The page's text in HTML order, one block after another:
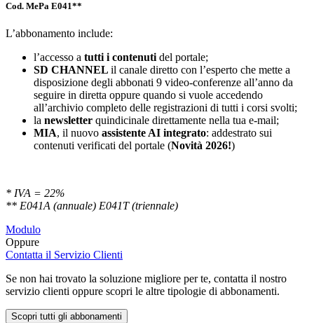
Cod. MePa E041**
L’abbonamento include:
l’accesso a tutti i contenutidel portale;
SD CHANNEL il canale diretto con l’esperto che mette a
disposizione degli abbonati 9 video-conferenze all’anno da
seguire in diretta oppure quando si vuole accedendo
all’archivio completo delle registrazioni di tutti i corsi svolti;
la newsletter quindicinale direttamente nella tua e-mail;
MIA, il nuovo assistente AI integrato: addestrato sui
contenuti verificati del portale (Novità 2026!)
* IVA = 22%
** E041A (annuale) E041T (triennale)
Modulo
Oppure
Contatta il Servizio Clienti
Se non hai trovato la soluzione migliore per te, contatta il nostro
servizio clienti oppure scopri le altre tipologie di abbonamenti.
Scopri tutti gli abbonamenti